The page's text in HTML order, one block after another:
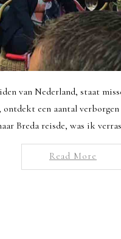
van Nederland, staat
een aantal
Breda reisde, was ik
Read More